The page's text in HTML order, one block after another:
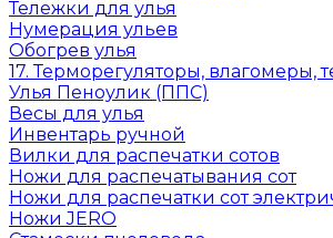
Тележки для улья
Нумерация ульев
Обогрев улья
17. Терморегуляторы, влагомеры,
Улья Пеноулик (ППС)
Весы для улья
Инвентарь ручной
Вилки для распечатки сотов
Ножи для распечатывания сот
Ножи для распечатки сот
Ножи JERO